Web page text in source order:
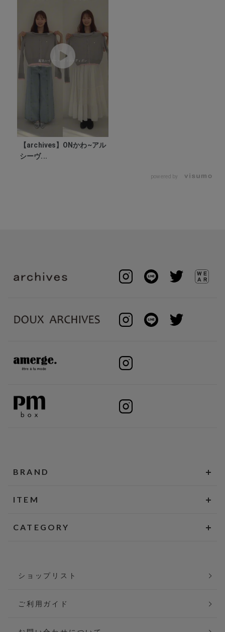
【archives】ONかわ~アル
シーヴ...
powered by
BRAND
ITEM
CATEGORY
ショップリスト
ご利用ガイド